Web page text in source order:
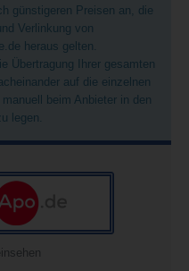
günstigeren Preisen an, die
Verlinkung von
heraus gelten.
Übertragung Ihrer gesamten
auf die einzelnen
beim Anbieter in den
legen.